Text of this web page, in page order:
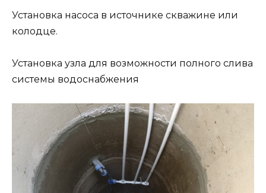
Установка насоса в источнике скважине или
колодце.
Установка узла для возможности полного слива
системы водоснабжения